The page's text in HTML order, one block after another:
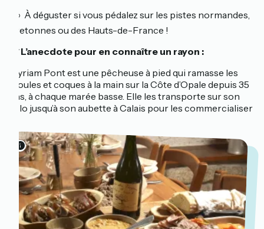
🚲 À déguster si vous pédalez sur les pistes normandes,
bretonnes ou des Hauts-de-France !
💡 L’anecdote pour en connaître un rayon :
Myriam Pont est une pêcheuse à pied qui ramasse les
moules et coques à la main sur la Côte d’Opale depuis 35
ans, à chaque marée basse. Elle les transporte sur son
vélo jusqu’à son aubette à Calais pour les commercialiser